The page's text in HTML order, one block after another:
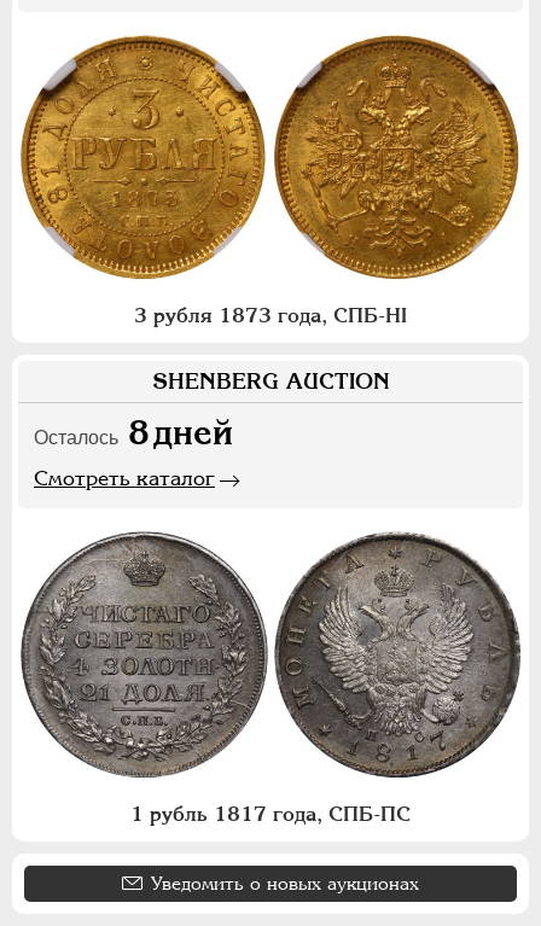
3 рубля 1873 года, СПБ-НI
SHENBERG AUCTION
Осталось 8дней
Смотреть каталог
1 рубль 1817 года, СПБ-ПС
Уведомить о новых аукционах